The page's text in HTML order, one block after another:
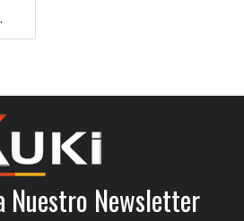
Nuestro Newsletter